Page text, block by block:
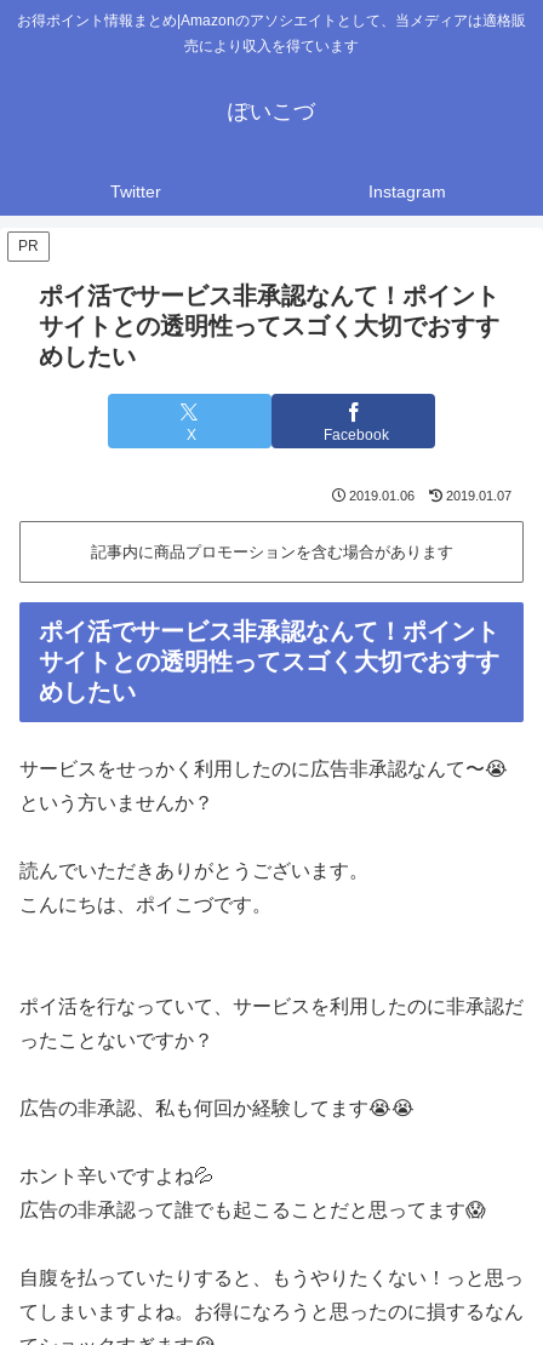
お得ポイント情報まとめ|Amazonのアソシエイトとして、当メディアは適格販
売により収入を得ています
ぽいこづ
Twitter Instagram
PR
ポイ活でサービス非承認なんて！ポイント
サイトとの透明性ってスゴく大切でおすす
めしたい
X Facebook
2019.01.06 2019.01.07
記事内に商品プロモーションを含む場合があります
ポイ活でサービス非承認なんて！ポイント
サイトとの透明性ってスゴく大切でおすす
めしたい
サービスをせっかく利用したのに広告非承認なんて〜😭
という方いませんか？
読んでいただきありがとうございます。
こんにちは、ポイこづです。
ポイ活を行なっていて、サービスを利用したのに非承認だ
ったことないですか？
広告の非承認、私も何回か経験してます😭😭
ホント辛いですよね💦
広告の非承認って誰でも起こることだと思ってます😱
自腹を払っていたりすると、もうやりたくない！っと思っ
てしまいますよね。お得になろうと思ったのに損するなん